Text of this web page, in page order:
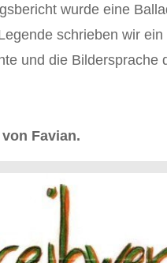
wurde eine
schrieben wir
und die Bildersprache
Favian.